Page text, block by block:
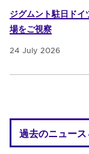
ジグムント駐日ド
場をご視察
24 July 2026
過去のニュー